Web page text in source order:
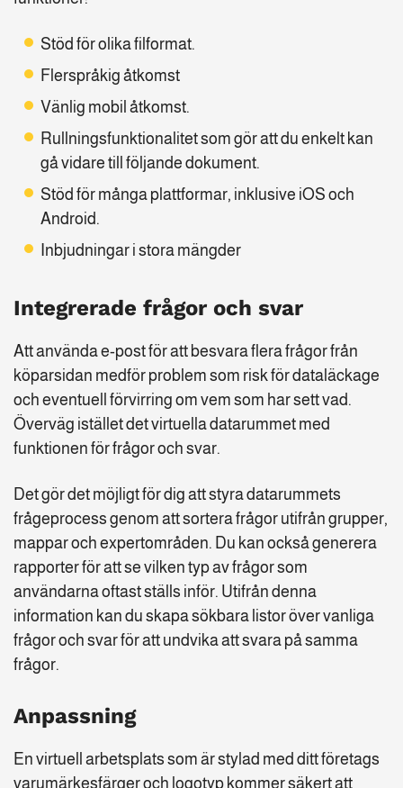
Stöd för olika filformat.
Flerspråkig åtkomst
Vänlig mobil åtkomst.
Rullningsfunktionalitet som gör att du enkelt kan
gå vidare till följande dokument.
Stöd för många plattformar, inklusive iOS och
Android.
Inbjudningar i stora mängder
Integrerade frågor och svar
Att använda e-post för att besvara flera frågor från
köparsidan medför problem som risk för dataläckage
och eventuell förvirring om vem som har sett vad.
Överväg istället det virtuella datarummet med
funktionen för frågor och svar.
Det gör det möjligt för dig att styra datarummets
frågeprocess genom att sortera frågor utifrån grupper,
mappar och expertområden. Du kan också generera
rapporter för att se vilken typ av frågor som
användarna oftast ställs inför. Utifrån denna
information kan du skapa sökbara listor över vanliga
frågor och svar för att undvika att svara på samma
frågor.
Anpassning
En virtuell arbetsplats som är stylad med ditt företags
varumärkesfärger och logotyp kommer säkert att